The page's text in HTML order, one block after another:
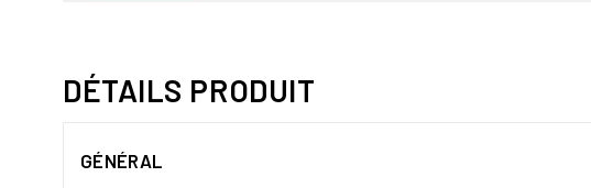
DÉTAILS PRODUIT
GÉNÉRAL